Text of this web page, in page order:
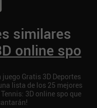
similares
online spo
Gratis 3D Deportes
lista de los 25 mejores
3D online spo que